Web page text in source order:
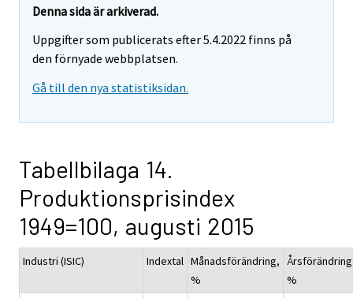
Denna sida är arkiverad.
Uppgifter som publicerats efter 5.4.2022 finns på
den förnyade webbplatsen.
Gå till den nya statistiksidan.
Tabellbilaga 14.
Produktionsprisindex
1949=100, augusti 2015
Industri (ISIC) Indextal Månadsförändring,
%
%